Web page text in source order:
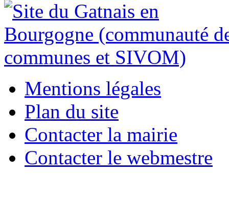
Mentions légales
Plan du site
Contacter la mairie
Contacter le webmestre